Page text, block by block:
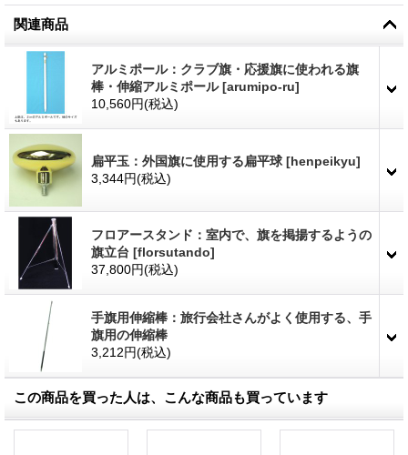
関連商品
アルミポール：クラブ旗・応援旗に使われる旗
棒・伸縮アルミポール[arumipo-ru]
10,560円(税込)
扁平玉：外国旗に使用する扁平球 [henpeikyu]
3,344円(税込)
フロアースタンド：室内で、旗を掲揚するようの
旗立台 [florsutando]
37,800円(税込)
手旗用伸縮棒：旅行会社さんがよく使用する、手
旗用の伸縮棒
3,212円(税込)
この商品を買った人は、こんな商品も買っています